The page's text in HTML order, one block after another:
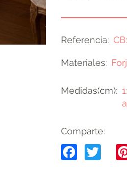
Referencia
Materiales
Medidas(cm)
Comparte: